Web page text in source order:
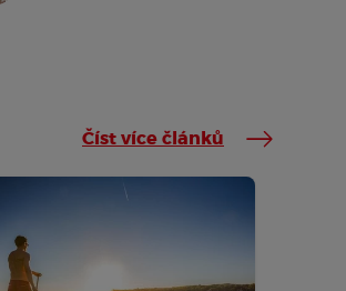
Číst více článků